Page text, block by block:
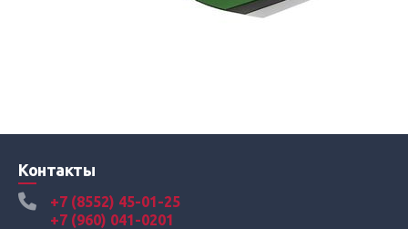
Контакты
+7 (8552) 45-01-25
+7 (960) 041-0201